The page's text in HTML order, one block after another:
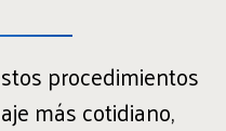
procedimientos
más cotidiano,